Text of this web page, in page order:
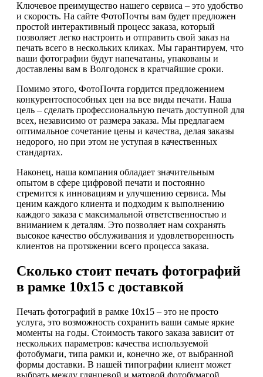
Ключевое преимущество нашего сервиса – это удобство
и скорость. На сайте ФотоПочты вам будет предложен
простой интерактивный процесс заказа, который
позволяет легко настроить и отправить свой заказ на
печать всего в нескольких кликах. Мы гарантируем, что
ваши фотографии будут напечатаны, упакованы и
доставлены вам в Волгодонск в кратчайшие сроки.
Помимо этого, ФотоПочта гордится предложением
конкурентоспособных цен на все виды печати. Наша
цель – сделать профессиональную печать доступной для
всех, независимо от размера заказа. Мы предлагаем
оптимальное сочетание цены и качества, делая заказы
недорого, но при этом не уступая в качественных
стандартах.
Наконец, наша компания обладает значительным
опытом в сфере цифровой печати и постоянно
стремится к инновациям и улучшению сервиса. Мы
ценим каждого клиента и подходим к выполнению
каждого заказа с максимальной ответственностью и
вниманием к деталям. Это позволяет нам сохранять
высокое качество обслуживания и удовлетворенность
клиентов на протяжении всего процесса заказа.
Сколько стоит печать фотографий
в рамке 10х15 с доставкой
Печать фотографий в рамке 10х15 – это не просто
услуга, это возможность сохранить ваши самые яркие
моменты на годы. Стоимость такого заказа зависит от
нескольких параметров: качества используемой
фотобумаги, типа рамки и, конечно же, от выбранной
формы доставки. В нашей типографии клиент может
выбрать между глянцевой и матовой фотобумагой